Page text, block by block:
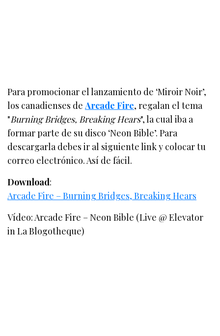
Para promocionar el lanzamiento de ‘Miroir Noir’,
los canadienses deArcade Fire, regalan el tema
"Burning Bridges, Breaking Hears", la cual iba a
formar parte de su disco ‘Neon Bible’. Para
descargarla debes ir al siguiente link y colocar tu
correo electrónico. Así de fácil.
Download:
Arcade Fire – Burning Bridges, Breaking Hears
Vídeo: Arcade Fire – Neon Bible (Live @ Elevator
in La Blogotheque)